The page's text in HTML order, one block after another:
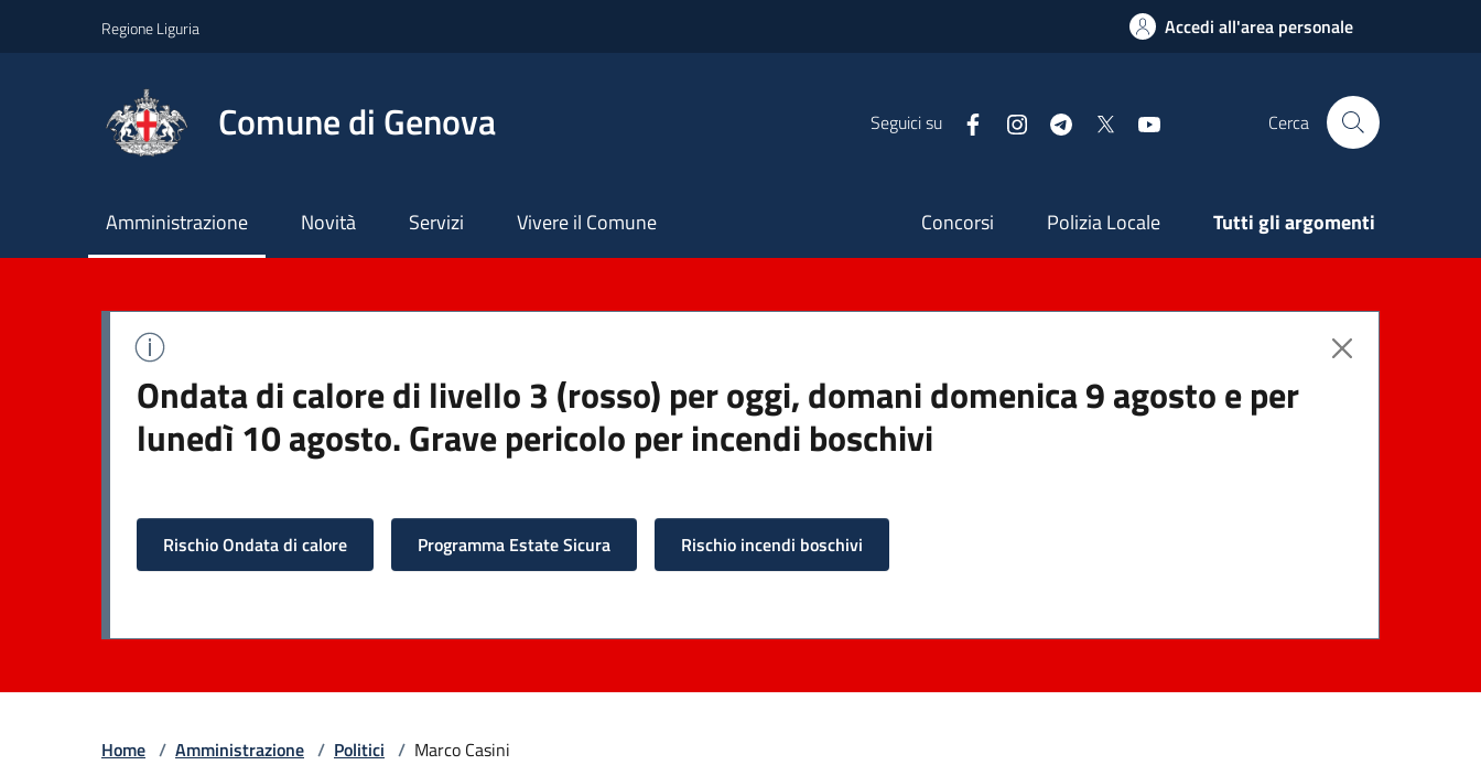
Regione Liguria Accedi all'area personale
Comune di Genova Seguici su FacebookInstagramTelegram Cerca
Principale
Amministrazione Novità Servizi Vivere il Comune Secondaria
Concorsi Polizia Locale Tutti gli argomenti
Ondata di calore di livello 3 (rosso) per oggi, domani domenica 9 agosto e per
lunedì 10 agosto. Grave pericolo per incendi boschivi
Rischio Ondata di calore Programma Estate Sicura Rischio incendi boschivi
Home / Amministrazione / Politici / Marco Casini